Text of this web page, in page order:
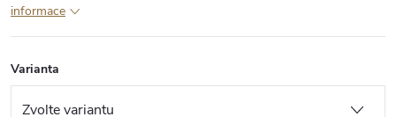
informace
Varianta